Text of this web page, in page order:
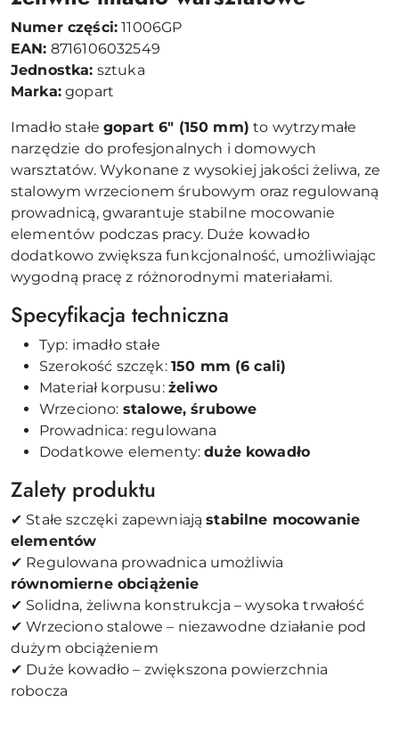
Numer części: 11006GP
EAN: 8716106032549
Jednostka: sztuka
Marka:gopart
Imadło stałegopart 6" (150 mm) to wytrzymałe
narzędzie do profesjonalnych i domowych
warsztatów. Wykonane z wysokiej jakości żeliwa, ze
stalowym wrzecionem śrubowym oraz regulowaną
prowadnicą, gwarantuje stabilne mocowanie
elementów podczas pracy. Duże kowadło
dodatkowo zwiększa funkcjonalność, umożliwiając
wygodną pracę z różnorodnymi materiałami.
Specyfikacja techniczna
Typ: imadło stałe
Szerokość szczęk: 150 mm (6 cali)
Materiał korpusu: żeliwo
Wrzeciono: stalowe, śrubowe
Prowadnica: regulowana
Dodatkowe elementy:duże kowadło
Zalety produktu
✔ Stałe szczęki zapewniająstabilne mocowanie
elementów
✔ Regulowana prowadnica umożliwia
równomierne obciążenie
✔ Solidna, żeliwna konstrukcja – wysoka trwałość
✔ Wrzeciono stalowe – niezawodne działanie pod
dużym obciążeniem
✔ Duże kowadło – zwiększona powierzchnia
robocza